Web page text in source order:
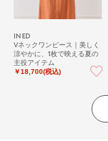
INED
Vネックワンピース｜美しく
涼やかに、1枚で映える夏の
主役アイテム
￥18,700(税込)